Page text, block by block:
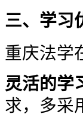
三、学习
重庆法学
灵活的学
求，多采